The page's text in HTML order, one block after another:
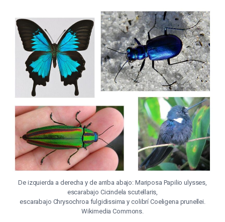
De izquierda a derecha y de arriba abajo: Mariposa Papilio ulysses,
escarabajo Cicindela scutellaris,
escarabajo Chrysochroa fulgidissima y colibrí Coeligena prunellei.
Wikimedia Commons.